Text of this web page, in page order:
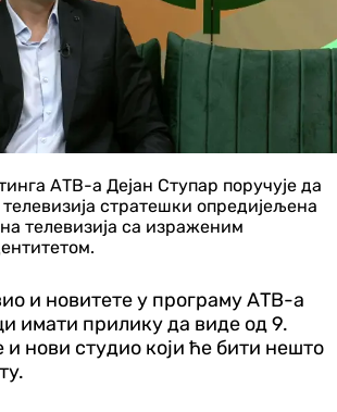
АТВ-а Дејан Ступар поручује да
стратешки опредијељена
телевизија са израженим
и новитете у програму АТВ-а
имати прилику да виде од 9.
и нови студио који ће бити нешто